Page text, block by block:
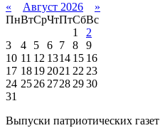
« Август 2026
»
ПнВтСрЧтПтСбВс
1
2
3
4 5 6 7 8
9
10 11 12 1314 15 16
17 18192021 2223
24 252627282930
31
Выпуски патриотических газет